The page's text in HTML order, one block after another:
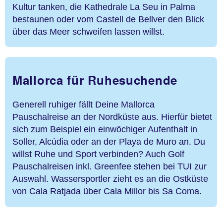
Kultur tanken, die Kathedrale La Seu in Palma
bestaunen oder vom Castell de Bellver den Blick
über das Meer schweifen lassen willst.
Mallorca für Ruhesuchende
Generell ruhiger fällt Deine Mallorca
Pauschalreise an der Nordküste aus. Hierfür bietet
sich zum Beispiel ein einwöchiger Aufenthalt in
Soller, Alcúdia oder an der Playa de Muro an. Du
willst Ruhe und Sport verbinden? Auch Golf
Pauschalreisen inkl. Greenfee stehen bei TUI zur
Auswahl. Wassersportler zieht es an die Ostküste
von Cala Ratjada über Cala Millor bis Sa Coma.